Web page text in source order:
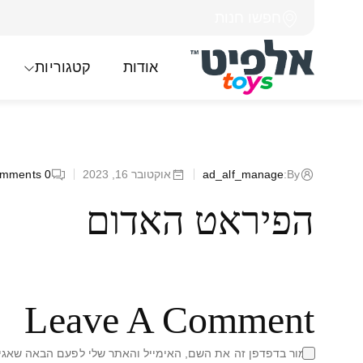
אודות קטגוריות
By:
ad_alf_manage אוקטובר 16, 2023 0
הפיראט האדום
Leave A Comment
שמור בדפדפן זה את השם, האימייל והאתר שלי לפעם הבאה